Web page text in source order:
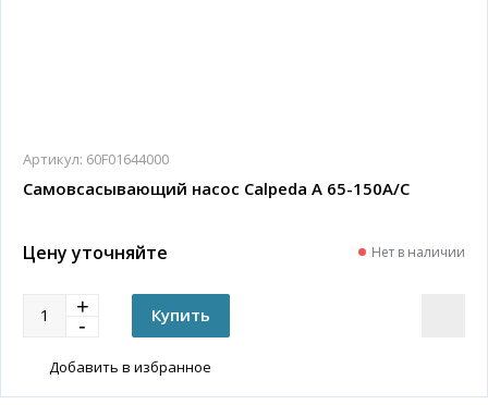
Артикул: 60F01644000
Самовсасывающий насос Calpeda A 65-150A/C
Цену уточняйте Нет в наличии
Добавить в избранное